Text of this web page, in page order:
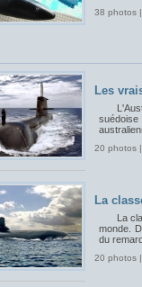
38 photos
Les
suédoise
20 photos
La
La
monde.
du
20 photos